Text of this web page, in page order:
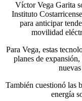
Víctor Vega Garita
Instituto
para anticipar
movilidad
Para Vega, estas
planes de
También cuestionó las
energía